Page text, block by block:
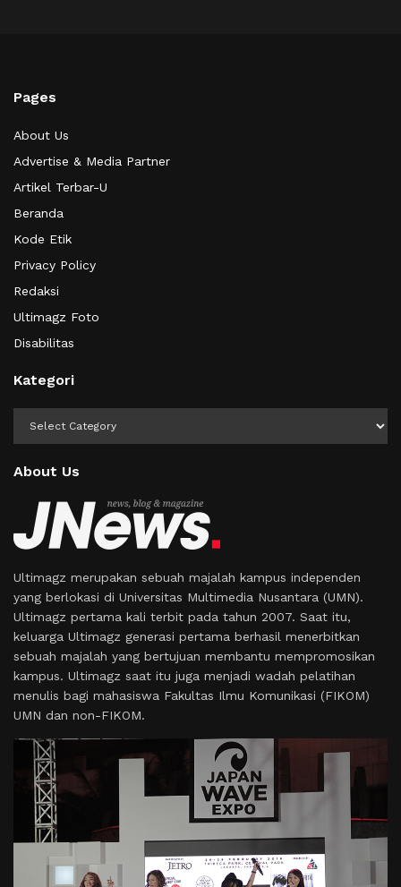
Pages
About Us
Advertise & Media Partner
Artikel Terbar-U
Beranda
Kode Etik
Privacy Policy
Redaksi
Ultimagz Foto
Disabilitas
Kategori
About Us
Ultimagz merupakan sebuah majalah kampus independen
yang berlokasi di Universitas Multimedia Nusantara (UMN).
Ultimagz pertama kali terbit pada tahun 2007. Saat itu,
keluarga Ultimagz generasi pertama berhasil menerbitkan
sebuah majalah yang bertujuan membantu mempromosikan
kampus. Ultimagz saat itu juga menjadi wadah pelatihan
menulis bagi mahasiswa Fakultas Ilmu Komunikasi (FIKOM)
UMN dan non-FIKOM.